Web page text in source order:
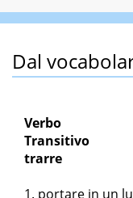
Dal
Verbo
Transitivo
trarre
portare in un